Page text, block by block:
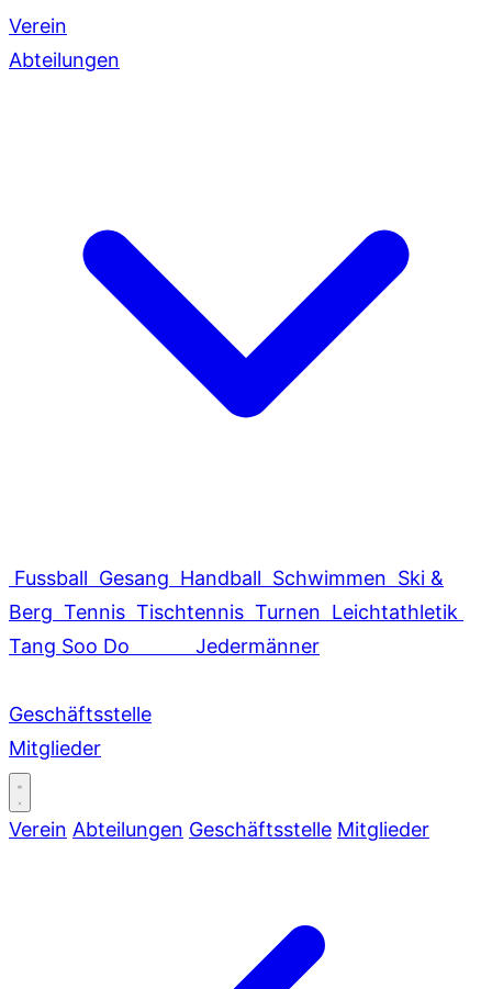
Verein
Abteilungen
Fussball Gesang Handball Schwimmen Ski &
Berg Tennis Tischtennis Turnen Leichtathletik
Tang Soo Do
Jedermänner
Geschäftsstelle
Mitglieder
Verein Abteilungen Geschäftsstelle Mitglieder